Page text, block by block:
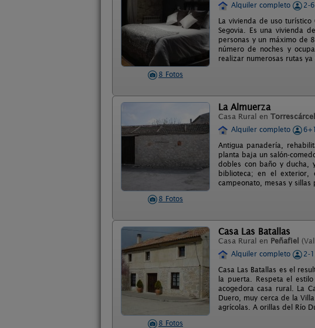
8 Fotos
Alquiler completo
2-
La vivienda de uso
Segovia. Es una vivienda
personas y un máximo de
número de noches y
realizar numerosas rutas ya
8 Fotos
La Almuerza
Casa Rural en
Alquiler completo
Antigua panadería,
planta baja un salón-
dobles con baño y ducha,
biblioteca; en el
campeonato, mesas y sillas
8 Fotos
Casa Las Batallas
Casa Rural en Peñafiel
Alquiler completo
2-
Casa Las Batallas es el
la puerta. Respeta el
acogedora casa rural. La
Duero, muy cerca de la
agrícolas. A orillas del Río